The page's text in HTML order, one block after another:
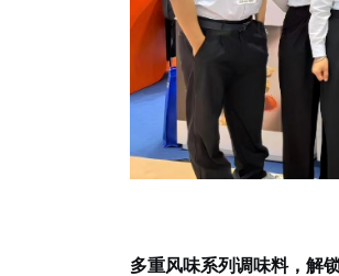
多重风味系列调味料，解